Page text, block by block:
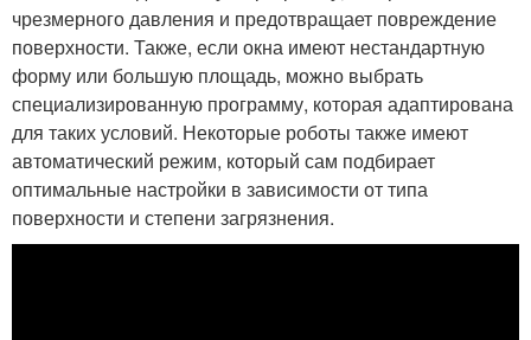
чрезмерного давления и предотвращает повреждение
поверхности. Также, если окна имеют нестандартную
форму или большую площадь, можно выбрать
специализированную программу, которая адаптирована
для таких условий. Некоторые роботы также имеют
автоматический режим, который сам подбирает
оптимальные настройки в зависимости от типа
поверхности и степени загрязнения.